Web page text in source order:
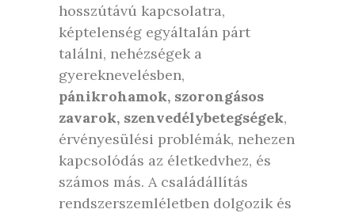
hosszútávú kapcsolatra,
képtelenség egyáltalán párt
találni, nehézségek a
gyereknevelésben,
pánikrohamok, szorongásos
zavarok, szenvedélybetegségek,
érvényesülési problémák, nehezen
kapcsolódás az életkedvhez, és
számos más. A családállítás
rendszerszemléletben dolgozik és